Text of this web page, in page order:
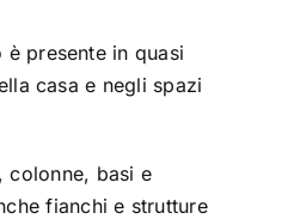
presente in quasi
casa e negli spazi
colonne, basi e
fianchi e strutture